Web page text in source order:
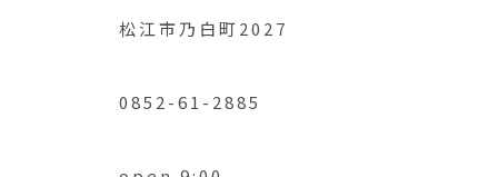
松江市乃白町2027
0852-61-2885